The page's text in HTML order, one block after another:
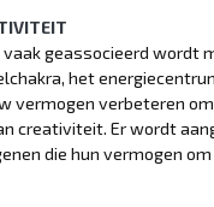
vaak geassocieerd
het
vermogen verbeteren
creativiteit. Er wordt
die hun vermogen